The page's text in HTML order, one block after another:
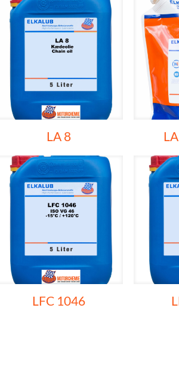
LA 8
LFC 1046